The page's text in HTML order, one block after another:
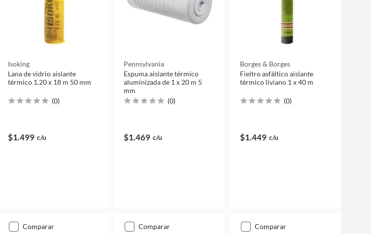
Isoking
Lana de vidrio aislante
térmico 1.20 x 18 m 50 mm
(0)
$1.499 c/u
Pennsylvania
Espuma aislante térmico
aluminizada de 1 x 20 m 5
mm
(0)
$1.469 c/u
Borges & Borges
Fieltro asfáltico aislante
térmico liviano 1 x 40 m
(0)
$1.449 c/u
comparar comparar comparar